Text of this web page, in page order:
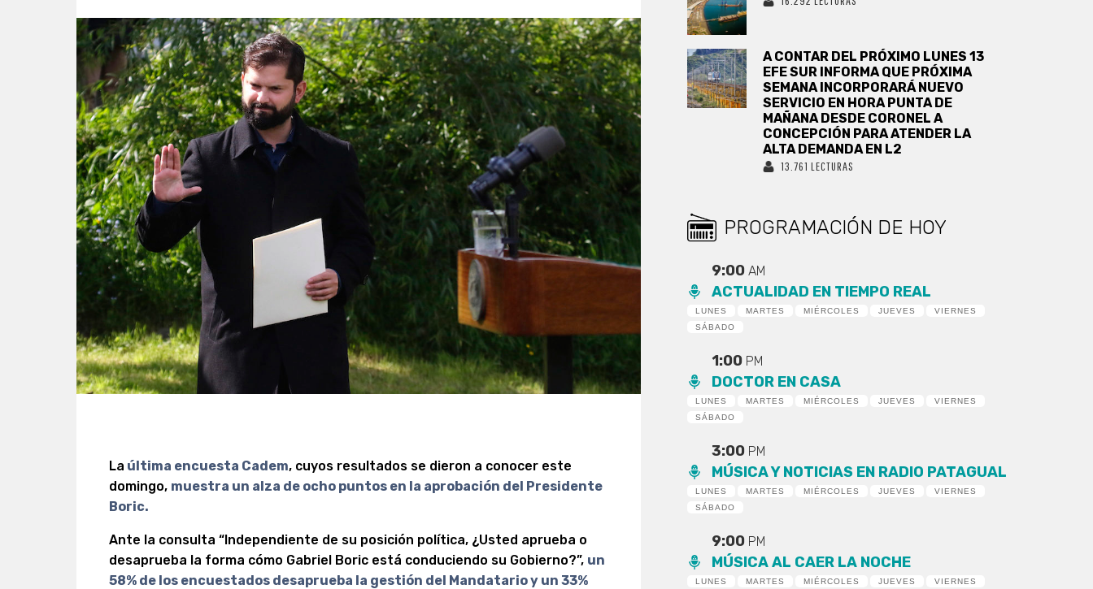
La última encuesta Cadem, cuyos resultados se dieron a conocer este
domingo, muestra un alza de ocho puntos en la aprobación del Presidente
Boric.
Ante la consulta “Independiente de su posición política, ¿Usted aprueba o
desaprueba la forma cómo Gabriel Boric está conduciendo su Gobierno?”, un
58% de los encuestados desaprueba la gestión del Mandatario y un 33%
A CONTAR DEL PRÓXIMO LUNES 13
EFE SUR INFORMA QUE PRÓXIMA
SEMANA INCORPORARÁ NUEVO
SERVICIO EN HORA PUNTA DE
MAÑANA DESDE CORONEL A
CONCEPCIÓN PARA ATENDER LA
ALTA DEMANDA EN L2
13.761 LECTURAS
PROGRAMACIÓN DE HOY
9:00AM
ACTUALIDAD EN TIEMPO REAL
LUNES MARTES MIÉRCOLES JUEVES
VIERNES
SÁBADO
1:00 PM
DOCTOR EN CASA
LUNES MARTES MIÉRCOLES JUEVES
VIERNES
SÁBADO
3:00 PM
MÚSICA Y NOTICIAS EN RADIO PATAGUAL
LUNES MARTES MIÉRCOLES JUEVES
VIERNES
SÁBADO
9:00 PM
MÚSICA AL CAER LA NOCHE
LUNES MARTES MIÉRCOLES JUEVES
VIERNES